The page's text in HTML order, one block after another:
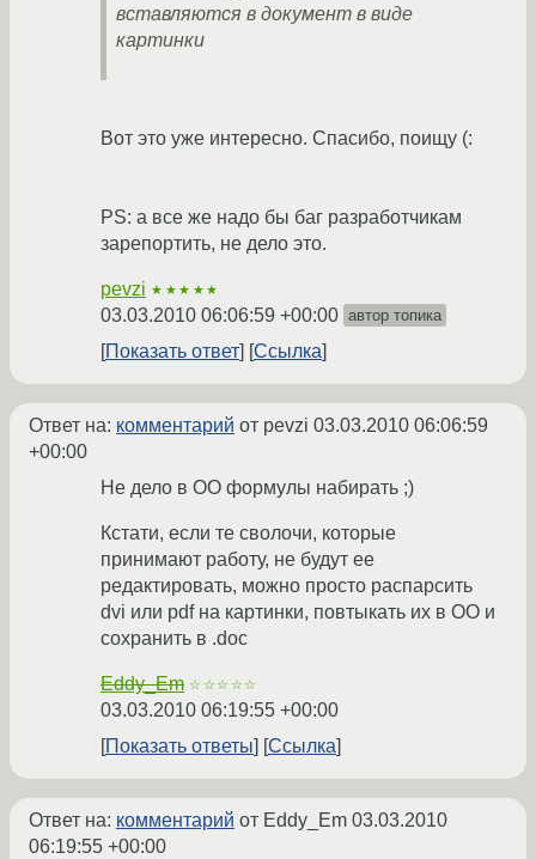
вставляются в документ в виде
картинки
Вот это уже интересно. Спасибо, поищу (:
PS: а все же надо бы баг разработчикам
зарепортить, не дело это.
pevzi ★★★★★
03.03.2010 06:06:59 +00:00 автор топика
Показать ответ Ссылка
Ответ на: комментарий от pevzi 03.03.2010 06:06:59
+00:00
Не дело в ОО формулы набирать ;)
Кстати, если те сволочи, которые
принимают работу, не будут ее
редактировать, можно просто распарсить
dvi или pdf на картинки, повтыкать их в ОО и
сохранить в .doc
Eddy_Em ☆☆☆☆☆
03.03.2010 06:19:55 +00:00
Показать ответы
Ссылка
Ответ на: комментарий от Eddy_Em 03.03.2010
06:19:55 +00:00